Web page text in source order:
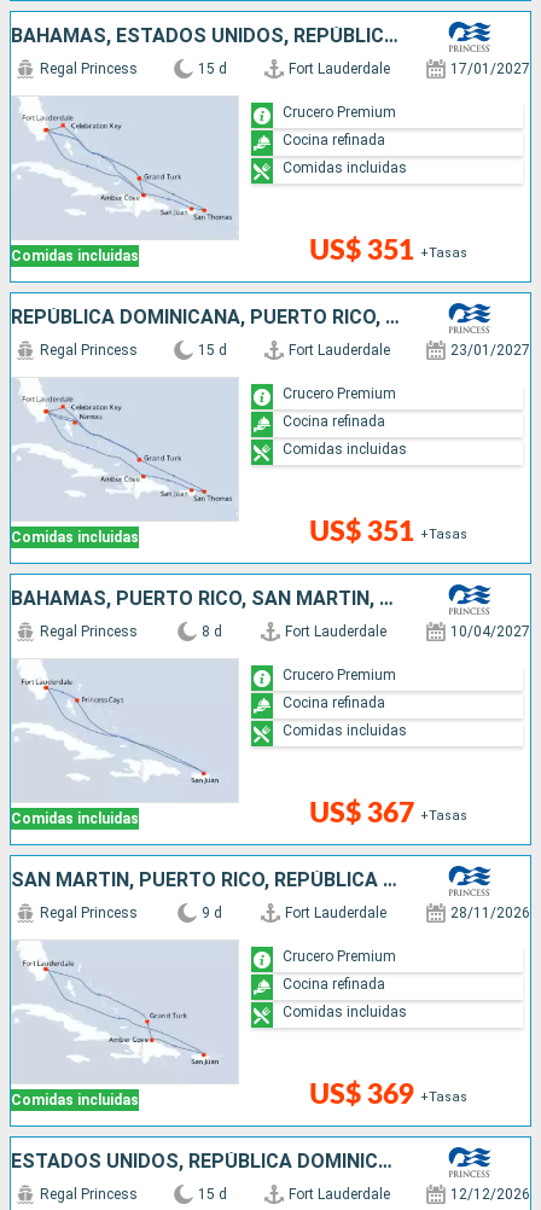
BAHAMAS, ESTADOS UNIDOS, REPÚBLICA DOMINICANA, PUERTO RICO
Comidas incluidas
Regal Princess 15 d Fort Lauderdale 17/01/2027
US$ 351 +Tasas
Crucero Premium
Cocina refinada
Comidas incluidas
REPÚBLICA DOMINICANA, PUERTO RICO, ESTADOS UNIDOS, BAHAMAS
Comidas incluidas
Regal Princess 15 d Fort Lauderdale 23/01/2027
US$ 351 +Tasas
Crucero Premium
Cocina refinada
Comidas incluidas
BAHAMAS, PUERTO RICO, SAN MARTÍN, ESTADOS UNIDOS
Comidas incluidas
Regal Princess 8 d Fort Lauderdale 10/04/2027
US$ 367 +Tasas
Crucero Premium
Cocina refinada
Comidas incluidas
SAN MARTÍN, PUERTO RICO, REPÚBLICA DOMINICANA, ESTADOS UNIDOS
Comidas incluidas
Regal Princess 9 d Fort Lauderdale 28/11/2026
US$ 369 +Tasas
Crucero Premium
Cocina refinada
Comidas incluidas
ESTADOS UNIDOS, REPÚBLICA DOMINICANA, ARUBA, BAHAMAS
Regal Princess 15 d Fort Lauderdale 12/12/2026